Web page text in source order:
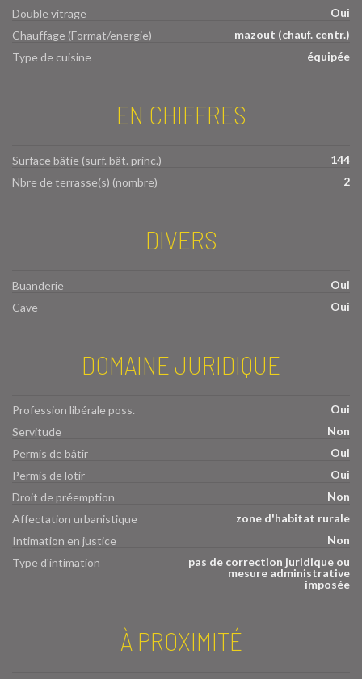
Double vitrage
Oui
Chauffage (Format/energie)
mazout (chauf. centr.)
Type de cuisine
équipée
EN CHIFFRES
Surface bâtie (surf. bât. princ.)
144
Nbre de terrasse(s) (nombre)
2
DIVERS
Buanderie
Oui
Cave
Oui
DOMAINE JURIDIQUE
Profession libérale poss.
Oui
Servitude
Non
Permis de bâtir
Oui
Permis de lotir
Oui
Droit de préemption
Non
Affectation urbanistique
zone d'habitat rurale
Intimation en justice
Non
Type d'intimation
pas de correction juridique ou
mesure administrative
imposée
À PROXIMITÉ